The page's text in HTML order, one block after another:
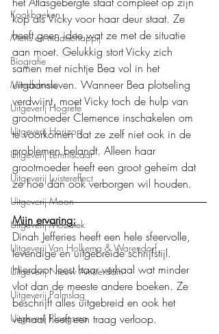
Kookboeken
Mens en maatschappij
Biografie
Mindfulness
Uitgeverij Hogrefe
Uitgeverij Horizon
Uitgeverij Lemniscaat
Uitgeverij Luistereffect
Uitgeverij Moon
Uitgeverij Mozaïek
Uitgeverij Van Holkema & Warendorf
Uitgeverij Nieuw Amsterdam
Uitgeverij Palmslag
Uitgeverij Ploegsma
kop als Vicky voor haar deur staat. Ze
heeft geen idee wat ze met de situatie
aan moet. Gelukkig stort Vicky zich
samen met nichtje Bea vol in het
uitgaansleven. Wanneer Bea plotseling
verdwijnt, moet Vicky toch de hulp van
grootmoeder Clemence inschakelen om
te voorkomen dat ze zelf niet ook in de
problemen belandt. Alleen haar
grootmoeder heeft een groot geheim dat
ze hoe dan ook verborgen wil houden.
Mijn ervaring:
Dinah Jefferies heeft een hele sfeervolle,
levendige en uitgebreide schrijfstijl.
Hierdoor leest haar verhaal wat minder
vlot dan de meeste andere boeken. Ze
beschrijft alles uitgebreid en ook het
verhaal heeft een traag verloop.